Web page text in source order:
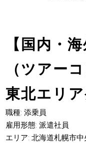
【国内・
（ツアー
東北エリア
職種: 添乗員
雇用形態: 派遣社員
エリア: 北海道札幌市